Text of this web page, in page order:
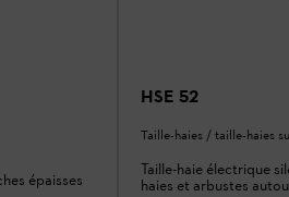
épaisses
HSE 52
Taille-haies / taille-haies
Taille-haie électrique
haies et arbustes